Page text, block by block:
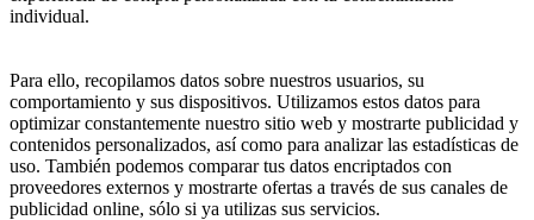
individual.
Para ello, recopilamos datos sobre nuestros usuarios, su
comportamiento y sus dispositivos. Utilizamos estos datos para
optimizar constantemente nuestro sitio web y mostrarte publicidad y
contenidos personalizados, así como para analizar las estadísticas de
uso. También podemos comparar tus datos encriptados con
proveedores externos y mostrarte ofertas a través de sus canales de
publicidad online, sólo si ya utilizas sus servicios.